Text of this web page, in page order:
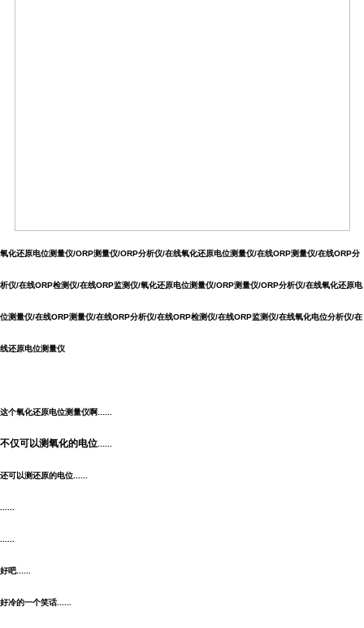
氧化还原电位测量仪/ORP测量仪/ORP分析仪/在线氧化还原电位测量仪/在线ORP测量仪/在线ORP分
析仪/在线ORP检测仪/在线ORP监测仪/氧化还原电位测量仪/ORP测量仪/ORP分析仪/在线氧化还原电
位测量仪/在线ORP测量仪/在线ORP分析仪/在线ORP检测仪/在线ORP监测仪/在线氧化电位分析仪/在
线还原电位测量仪
这个氧化还原电位测量仪啊......
不仅可以测氧化的电位
还可以测还原的电位
好吧......
好冷的一个笑话